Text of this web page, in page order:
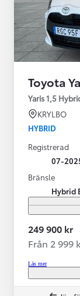
Toyota
Yaris 1,5
KRYLBO
HYBRID
Registrerad
07-
Bränsle
Hybrid
249 900 kr
Från 2 999
Läs mer